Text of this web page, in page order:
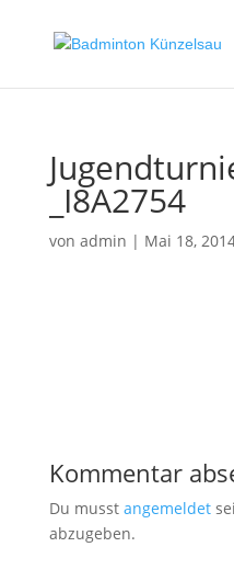
_I8A2754
von admin | Mai 18,
Kommentar
Du musst angemeldet
abzugeben.